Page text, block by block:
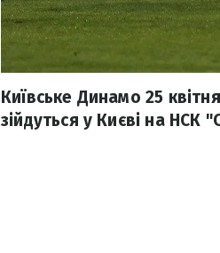
Київське Динамо 25
зійдуться у Києві на НСК